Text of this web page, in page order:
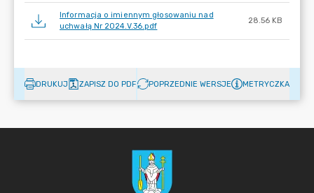
Informacja o imiennym głosowaniu nad
uchwałą Nr 2024.V.36.pdf
28.56 KB
DRUKUJ ZAPISZ DO PDF POPRZEDNIE WERSJE METRYCZKA